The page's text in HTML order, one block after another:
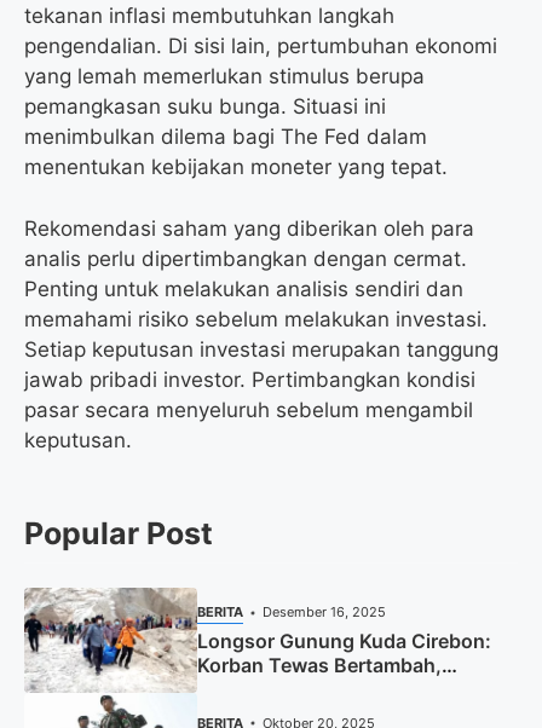
tekanan inflasi membutuhkan langkah
pengendalian. Di sisi lain, pertumbuhan ekonomi
yang lemah memerlukan stimulus berupa
pemangkasan suku bunga. Situasi ini
menimbulkan dilema bagi The Fed dalam
menentukan kebijakan moneter yang tepat.
Rekomendasi saham yang diberikan oleh para
analis perlu dipertimbangkan dengan cermat.
Penting untuk melakukan analisis sendiri dan
memahami risiko sebelum melakukan investasi.
Setiap keputusan investasi merupakan tanggung
jawab pribadi investor. Pertimbangkan kondisi
pasar secara menyeluruh sebelum mengambil
keputusan.
Popular Post
BERITA Desember 16, 2025
Longsor Gunung Kuda Cirebon:
Korban Tewas Bertambah,
Pencarian Dihentikan
BERITA Oktober 20, 2025